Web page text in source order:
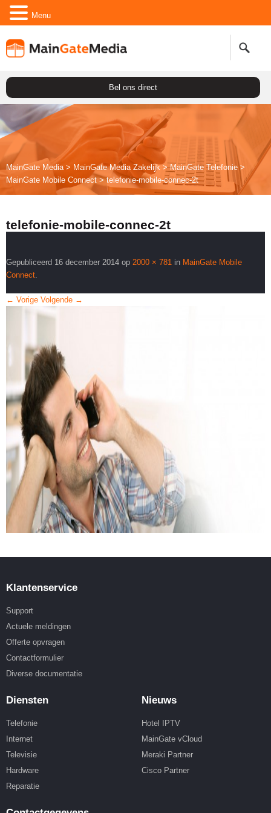
Bel ons direct
MainGate Media> MainGate Media Zakelijk>MainGate Telefonie>
MainGate Mobile Connect>telefonie-mobile-connec-2t
telefonie-mobile-connec-2t
Gepubliceerd 16 december 2014 op 2000 × 781 in MainGate Mobile
Connect.
← Vorige Volgende →
Klantenservice
Support
Actuele meldingen
Offerte opvragen
Contactformulier
Diverse documentatie
Diensten
Telefonie
Internet
Televisie
Hardware
Reparatie
Nieuws
Hotel IPTV
MainGate vCloud
Meraki Partner
Cisco Partner
Menu